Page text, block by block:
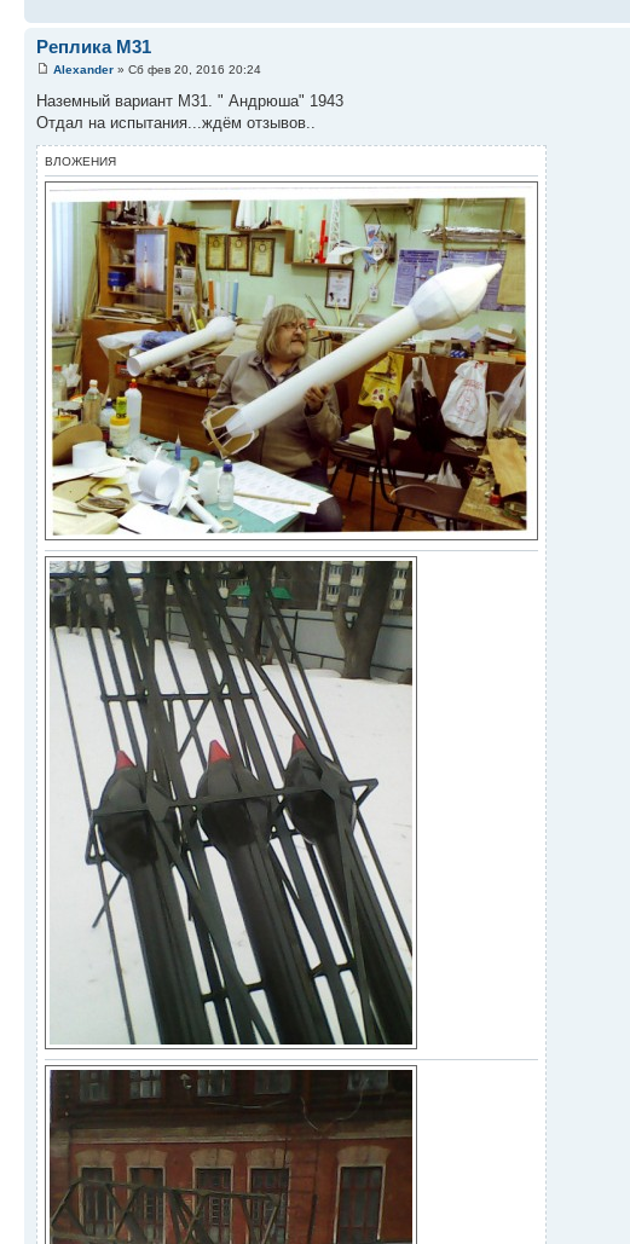
Реплика М31
Alexander » Сб фев 20, 2016 20:24
Наземный вариант М31. " Андрюша" 1943
Отдал на испытания...ждём отзывов..
ВЛОЖЕНИЯ